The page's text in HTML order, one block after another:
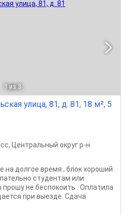
1 из 3
улица, 81, д. 81, 18 м², 5
, Центральный округ р-н
долгое время , блок хороший .
студентам или
не беспокоить . Оплатила
при выезде. Сдача